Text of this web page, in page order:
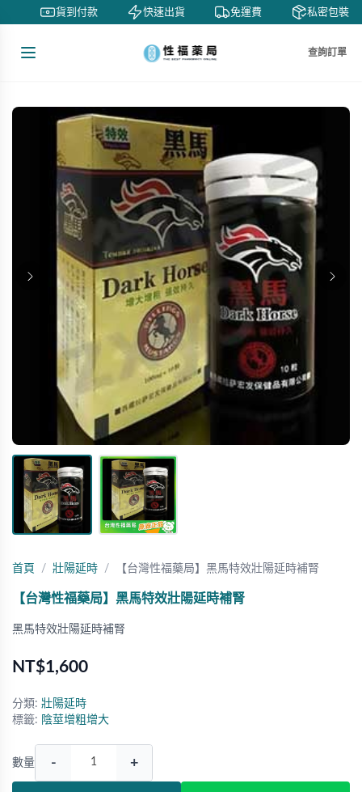
貨到付款 快速出貨 免運費 私密包裝
查詢訂單
首頁 壯陽延時 【台灣性福藥局】黑馬特效壯陽延時補腎
【台灣性福藥局】黑馬特效壯陽延時補腎
黑馬特效壯陽延時補腎
NT$1,600
分類: 壯陽延時
標籤: 陰莖增粗增大
數量 - +